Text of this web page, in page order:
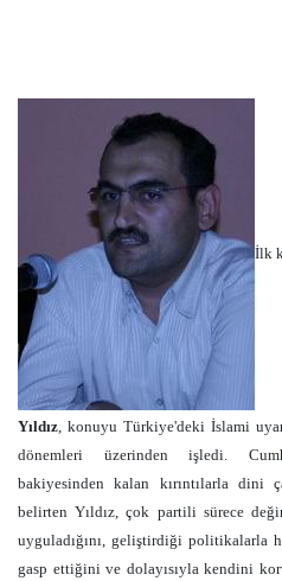
İlk
Yıldız, konuyu Türkiye'deki İslami
dönemleri üzerinden işledi.
bakiyesinden kalan kırıntılarla dini
belirten Yıldız, çok partili sürece
uyguladığını, geliştirdiği politikalarla
gasp ettiğini ve dolayısıyla kendini